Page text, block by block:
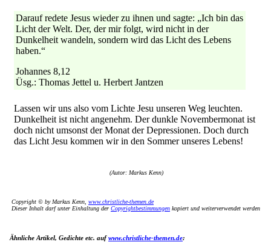
Darauf redete Jesus wieder zu ihnen und sagte: „Ich bin das
Licht der Welt. Der, der mir folgt, wird nicht in der
Dunkelheit wandeln, sondern wird das Licht des Lebens
haben.“
Johannes 8,12
Üsg.: Thomas Jettel u. Herbert Jantzen
Lassen wir uns also vom Lichte Jesu unseren Weg leuchten.
Dunkelheit ist nicht angenehm. Der dunkle Novembermonat ist
doch nicht umsonst der Monat der Depressionen. Doch durch
das Licht Jesu kommen wir in den Sommer unseres Lebens!
(Autor: Markus Kenn)
Copyright © by Markus Kenn, www.christliche-themen.de
Dieser Inhalt darf unter Einhaltung der Copyrightbestimmungen kopiert und weiterverwendet werden
Ähnliche Artikel, Gedichte etc. aufwww.christliche-themen.de: